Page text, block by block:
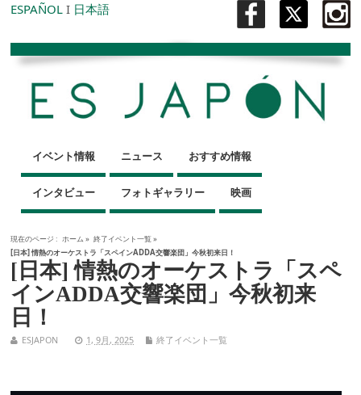
ESPAÑOL I 日本語
イベント情報 ニュース おすすめ情報
インタビュー フォトギャラリー 映画
現在のページ : ホーム » 終了イベント一覧»
[日本] 情熱のオーケストラ「スペインADDA交響楽団」今秋初来日！
[日本] 情熱のオーケストラ「スペ
インADDA交響楽団」今秋初来
日！
ESJAPON 1, 9月, 2025 終了イベント一覧